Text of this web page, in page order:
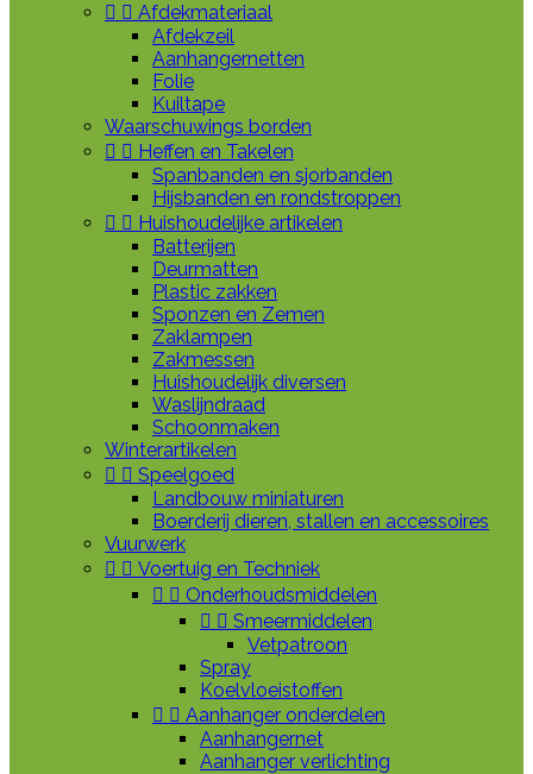
  Afdekmateriaal
Afdekzeil
Aanhangernetten
Folie
Kuiltape
Waarschuwings borden
  Heffen en Takelen
Spanbanden en sjorbanden
Hijsbanden en rondstroppen
  Huishoudelijke artikelen
Batterijen
Deurmatten
Plastic zakken
Sponzen en Zemen
Zaklampen
Zakmessen
Huishoudelijk diversen
Waslijndraad
Schoonmaken
Winterartikelen
  Speelgoed
Landbouw miniaturen
Boerderij dieren, stallen en accessoires
Vuurwerk
  Voertuig en Techniek
  Onderhoudsmiddelen
  Smeermiddelen
Vetpatroon
Spray
Koelvloeistoffen
  Aanhanger onderdelen
Aanhangernet
Aanhanger verlichting